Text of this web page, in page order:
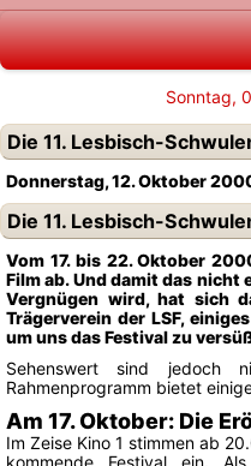
Sonntag,
Die 11. Lesbisch-
Donnerstag, 12. Oktober
Die 11. Lesbisch-
Vom 17. bis 22. Oktober
Film ab. Und damit das
Vergnügen wird, hat sich
Trägerverein der LSF,
um uns das Festival zu
Sehenswert sind
Rahmenprogramm bietet
Am 17. Oktober: Die
Im Zeise Kino 1 stimmen ab
kommende Festival ein.